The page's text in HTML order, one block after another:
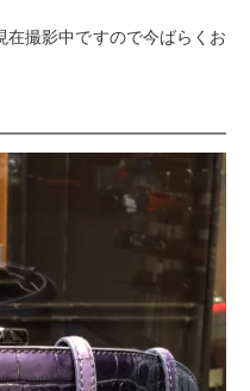
在撮影中ですので今ばらくお